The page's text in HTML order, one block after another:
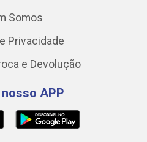
Somos
Privacidade
e Devolução
APP